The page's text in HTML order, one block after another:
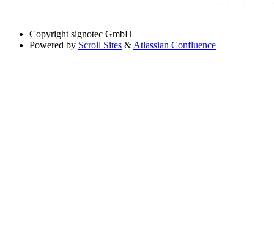
Copyright signotec GmbH
Powered by Scroll Sites & Atlassian Confluence